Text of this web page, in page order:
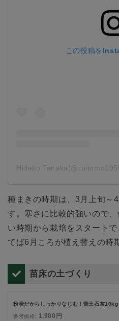
この投稿を
Hideko
種まきの時期は、3月上旬～
す。寒さに比較的強いので
い時期から栽培をスタート
てば6月ころが植え替えの時
苗床の土づくり
粉状だからしっかりなじむ！苦土石灰10kg
参考価格: 1,980円